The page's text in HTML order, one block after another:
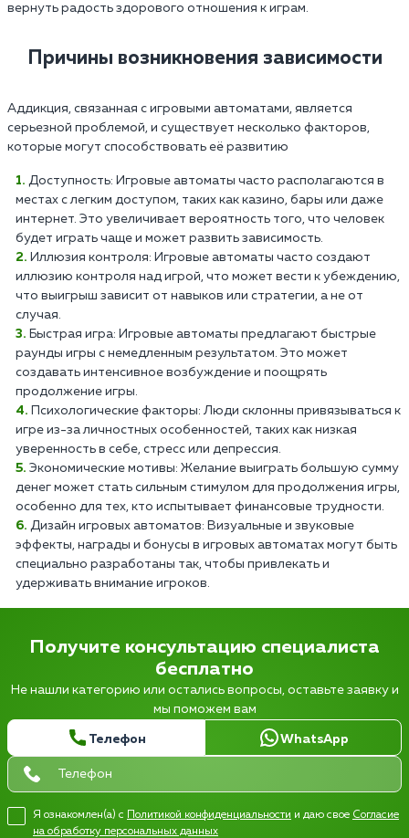
вернуть радость здорового отношения к играм.
Причины возникновения зависимости
Аддикция, связанная с игровыми автоматами, является
серьезной проблемой, и существует несколько факторов,
которые могут способствовать её развитию
Доступность: Игровые автоматы часто располагаются в
местах с легким доступом, таких как казино, бары или даже
интернет. Это увеличивает вероятность того, что человек
будет играть чаще и может развить зависимость.
Иллюзия контроля: Игровые автоматы часто создают
иллюзию контроля над игрой, что может вести к убеждению,
что выигрыш зависит от навыков или стратегии, а не от
случая.
Быстрая игра: Игровые автоматы предлагают быстрые
раунды игры с немедленным результатом. Это может
создавать интенсивное возбуждение и поощрять
продолжение игры.
Психологические факторы: Люди склонны привязываться к
игре из-за личностных особенностей, таких как низкая
уверенность в себе, стресс или депрессия.
Экономические мотивы: Желание выиграть большую сумму
денег может стать сильным стимулом для продолжения игры,
особенно для тех, кто испытывает финансовые трудности.
Дизайн игровых автоматов: Визуальные и звуковые
эффекты, награды и бонусы в игровых автоматах могут быть
специально разработаны так, чтобы привлекать и
удерживать внимание игроков.
Получите консультацию специалиста
бесплатно
Не нашли категорию или остались вопросы, оставьте заявку и
мы поможем вам
Телефон WhatsApp
Я ознакомлен(а) с Политикой конфиденциальности и даю свое Согласие
на обработку персональных данных